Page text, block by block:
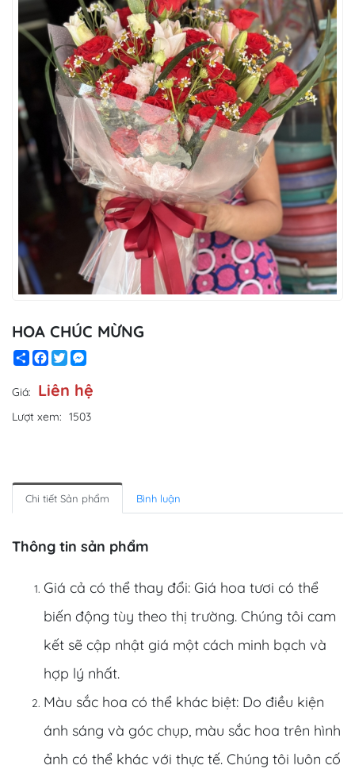
HOA CHÚC MỪNG
ShareFacebook
Twitter
Giá: Liên hệ
Lượt xem: 1503
Chi tiết Sản phẩm Bình luận
Thông tin sản phẩm
Giá cả có thể thay đổi: Giá hoa tươi có thể
biến động tùy theo thị trường. Chúng tôi cam
kết sẽ cập nhật giá một cách minh bạch và
hợp lý nhất.
Màu sắc hoa có thể khác biệt: Do điều kiện
ánh sáng và góc chụp, màu sắc hoa trên hình
ảnh có thể khác với thực tế. Chúng tôi luôn cố